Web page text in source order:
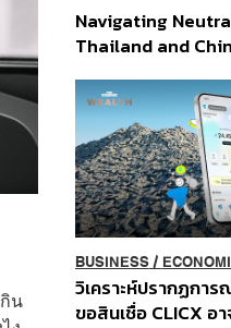
น
Navigating
Thailand and
Order
BUSINESS/
วิเคราะห์ปรากฏกา
ขอสินเชื่อ CLICX อา